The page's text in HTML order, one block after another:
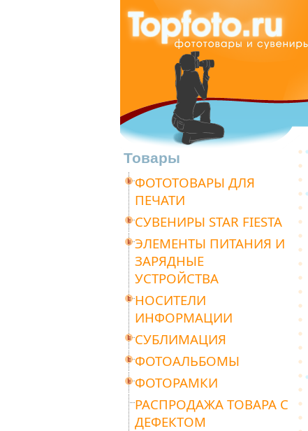
Товары
ФОТОТОВАРЫ ДЛЯ
ПЕЧАТИ
СУВЕНИРЫ STAR FIESTA
ЭЛЕМЕНТЫ ПИТАНИЯ И
ЗАРЯДНЫЕ
УСТРОЙСТВА
НОСИТЕЛИ
ИНФОРМАЦИИ
СУБЛИМАЦИЯ
ФОТОАЛЬБОМЫ
ФОТОРАМКИ
РАСПРОДАЖА ТОВАРА С
ДЕФЕКТОМ